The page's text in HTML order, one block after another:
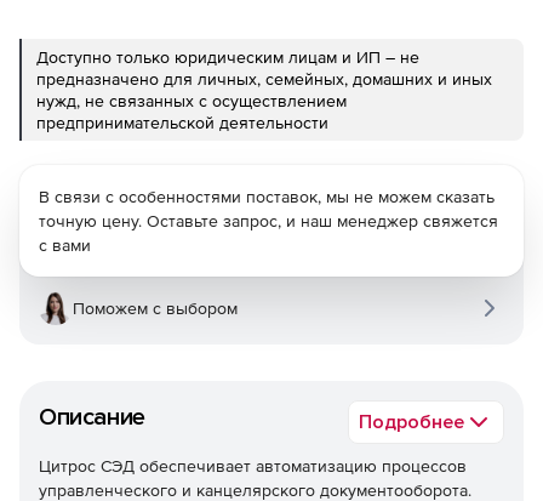
Доступно только юридическим лицам и ИП – не
предназначено для личных, семейных, домашних и иных
нужд, не связанных с осуществлением
предпринимательской деятельности
Описание Подробнее
Цитрос СЭД обеспечивает автоматизацию процессов
управленческого и канцелярского документооборота.
В связи с особенностями поставок, мы не можем сказать
точную цену. Оставьте запрос, и наш менеджер свяжется
с вами
Поможем с выбором